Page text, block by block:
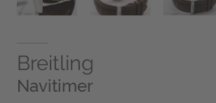
Breitling
Navitimer